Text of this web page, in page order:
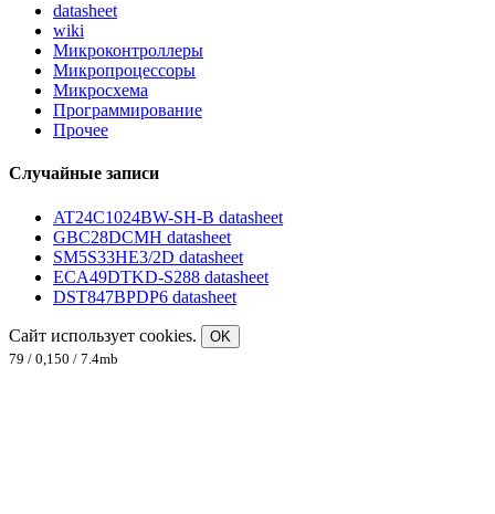
datasheet
wiki
Микроконтроллеры
Микропроцессоры
Микросхема
Программирование
Прочее
Случайные записи
AT24C1024BW-SH-B datasheet
GBC28DCMH datasheet
SM5S33HE3/2D datasheet
ECA49DTKD-S288 datasheet
DST847BPDP6 datasheet
Сайт использует cookies.
OK
79 / 0,150 / 7.4mb